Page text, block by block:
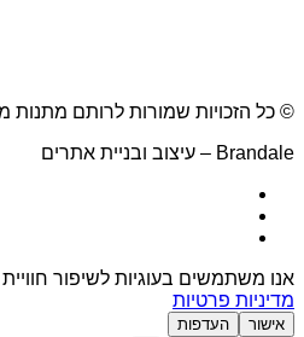
© כל הזכויות שמורות לרותם מתנות
Brandale – עיצוב ובניית אתרים
אנו משתמשים בעוגיות לשיפור
מדיניות פרטיות
אישור העדפות